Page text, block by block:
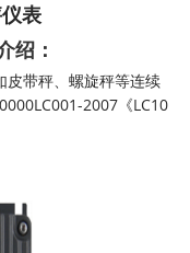
表
：
秤、螺旋秤等连续
2007《LC10